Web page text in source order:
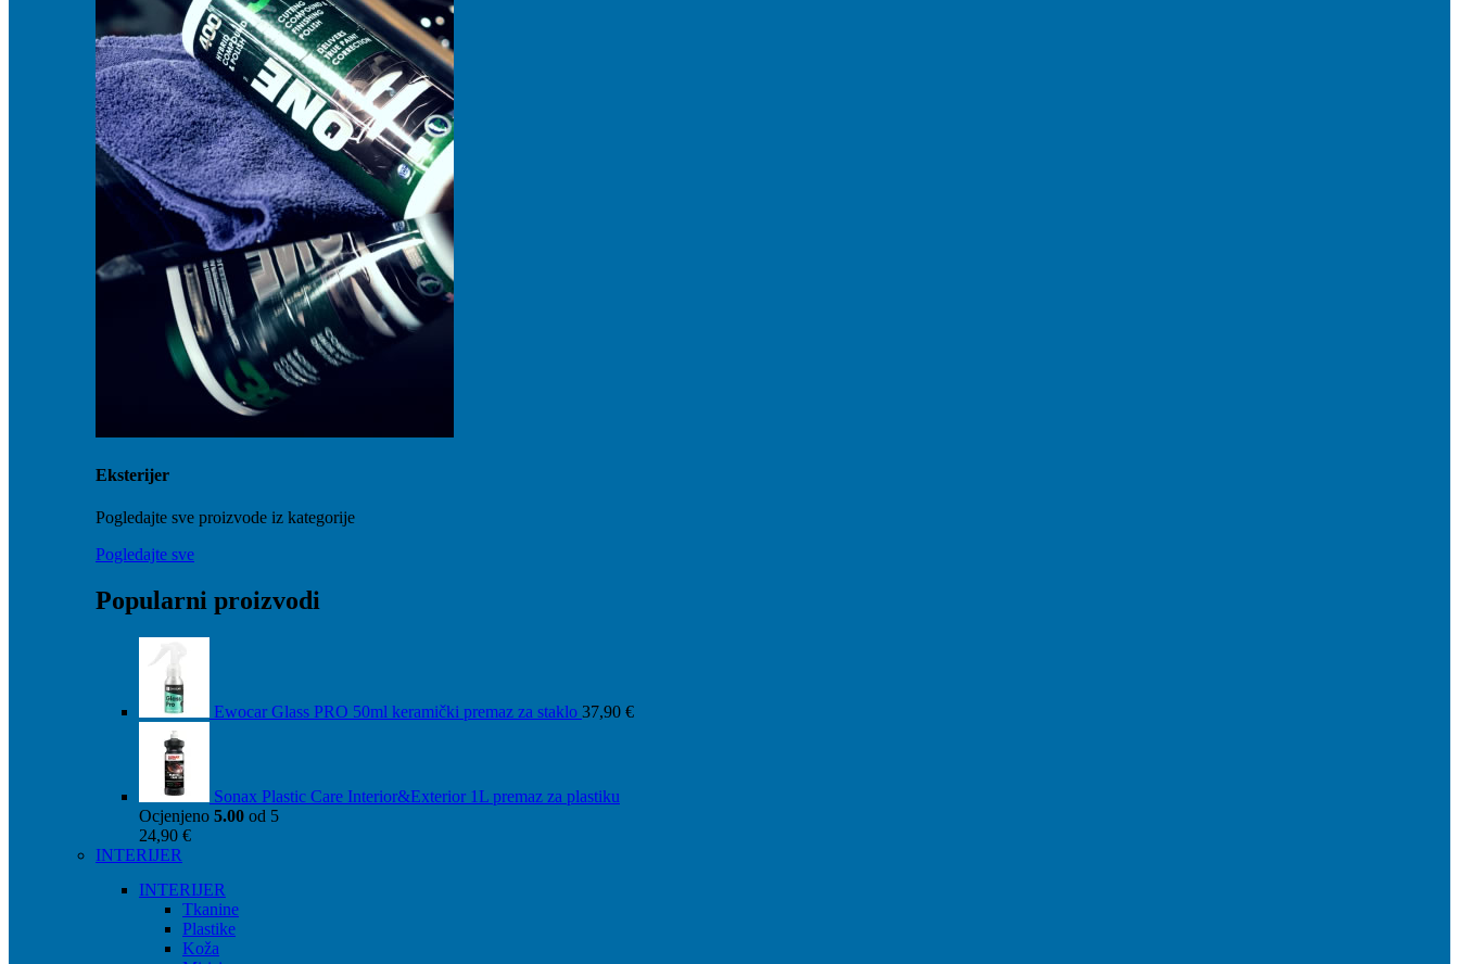
Eksterijer
Pogledajte sve proizvode iz kategorije
Pogledajte sve
Popularni proizvodi
Ewocar Glass PRO 50ml keramički premaz za staklo 37,90 €
Sonax Plastic Care Interior&Exterior 1L premaz za plastiku
Ocjenjeno 5.00 od 5
24,90 €
INTERIJER
INTERIJER
Tkanine
Plastike
Koža